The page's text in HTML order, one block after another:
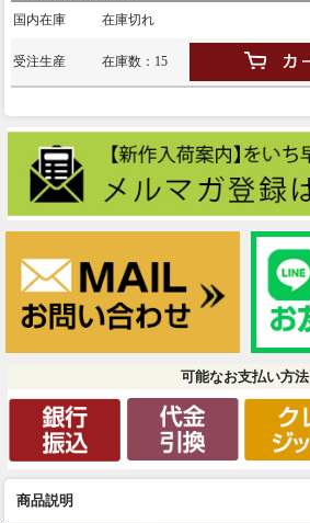
国内在庫 在庫切れ
受注生産 在庫数：15
可能なお支払い方法
商品説明